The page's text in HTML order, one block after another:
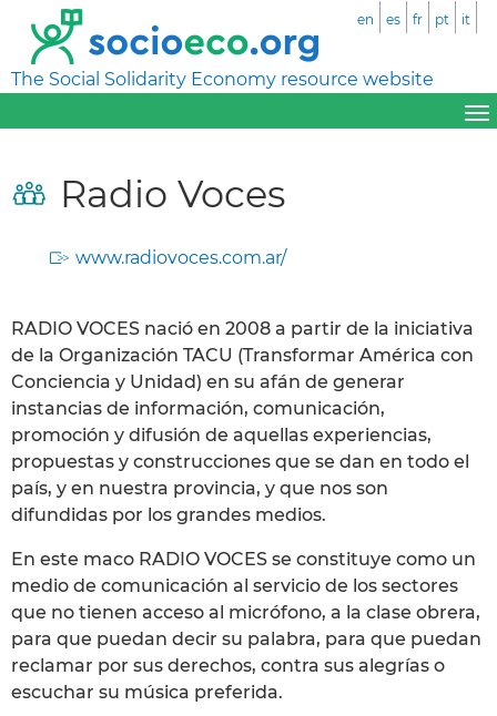
The Social Solidarity Economy resource website
en es fr pt it
Radio Voces
www.radiovoces.com.ar/
RADIO VOCES nació en 2008 a partir de la iniciativa
de la Organización TACU (Transformar América con
Conciencia y Unidad) en su afán de generar
instancias de información, comunicación,
promoción y difusión de aquellas experiencias,
propuestas y construcciones que se dan en todo el
país, y en nuestra provincia, y que nos son
difundidas por los grandes medios.
En este maco RADIO VOCES se constituye como un
medio de comunicación al servicio de los sectores
que no tienen acceso al micrófono, a la clase obrera,
para que puedan decir su palabra, para que puedan
reclamar por sus derechos, contra sus alegrías o
escuchar su música preferida.